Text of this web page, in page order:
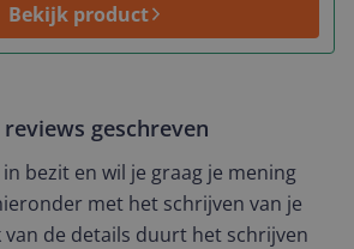
Bekijk product
geschreven
bezit en wil je graag je mening
met het schrijven van je
van de details duurt het schrijven